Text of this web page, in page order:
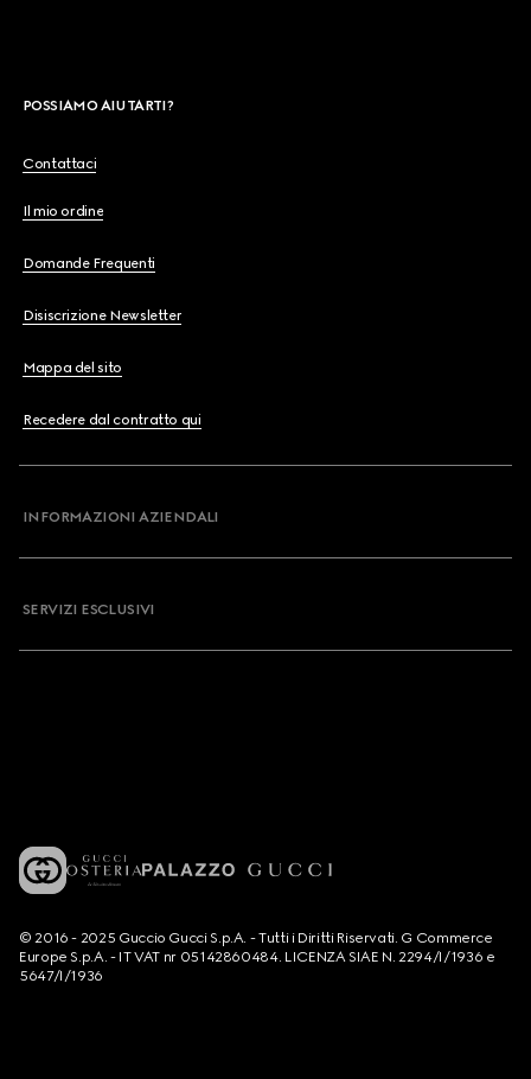
POSSIAMO AIUTARTI?
Contattaci
Il mio ordine
Domande Frequenti
Disiscrizione Newsletter
Mappa del sito
Recedere dal contratto qui
INFORMAZIONI AZIENDALI
SERVIZI ESCLUSIVI
© 2016 - 2025 Guccio Gucci S.p.A. - Tutti i Diritti Riservati. G Commerce
Europe S.p.A. - IT VAT nr 05142860484. LICENZA SIAE N. 2294/I/1936 e
5647/I/1936